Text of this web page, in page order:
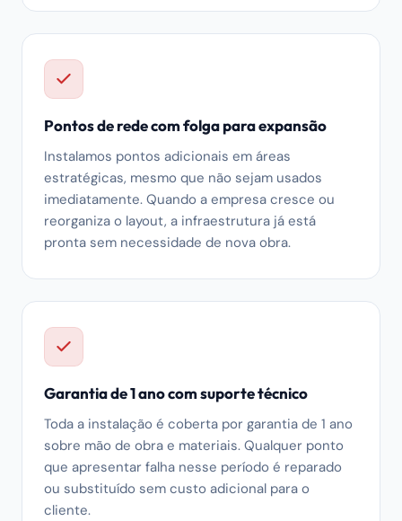
Pontos de rede com folga para expansão
Instalamos pontos adicionais em áreas
estratégicas, mesmo que não sejam usados
imediatamente. Quando a empresa cresce ou
reorganiza o layout, a infraestrutura já está
pronta sem necessidade de nova obra.
Garantia de 1 ano com suporte técnico
Toda a instalação é coberta por garantia de 1 ano
sobre mão de obra e materiais. Qualquer ponto
que apresentar falha nesse período é reparado
ou substituído sem custo adicional para o
cliente.